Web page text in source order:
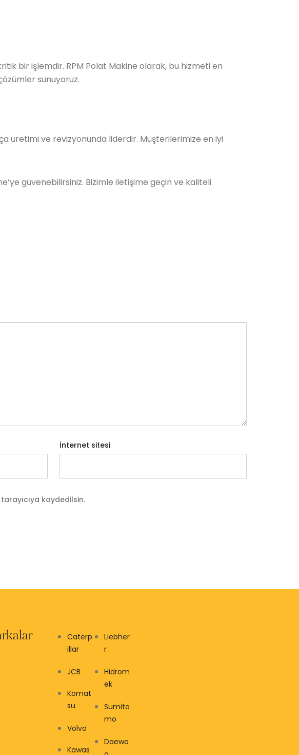
bir işlemdir. RPM Polat Makine olarak, bu hizmeti en
sunuyoruz.
üretimi ve revizyonunda liderdir. Müşterilerimize en iyi
güvenebilirsiniz. Bizimle iletişime geçin ve kaliteli
İnternet sitesi
kaydedilsin.
Caterp
illar
JCB
Komat
su
Volvo
Kawas
Liebher
r
Hidrom
ek
Sumito
mo
Daewo